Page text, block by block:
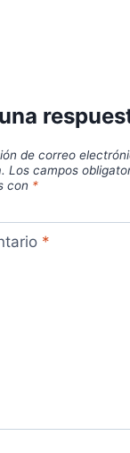
de correo
Los campos
con *
*